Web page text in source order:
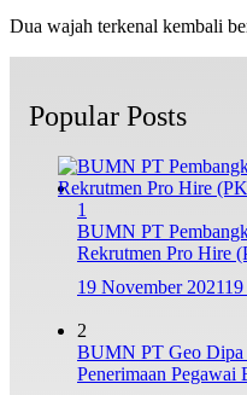
Dua wajah terkenal kembali
Popular Posts
1
BUMN PT
Rekrutmen Pro Hire
19 November 2021
2
BUMN PT Geo Dipa
Penerimaan Pegawai